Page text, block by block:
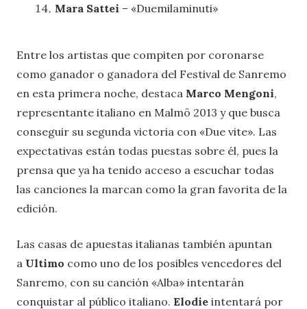
Mara Sattei – «Duemilaminuti»
Entre los artistas que compiten por coronarse
como ganador o ganadora del Festival de Sanremo
en esta primera noche, destaca Marco Mengoni,
representante italiano en Malmö 2013 y que busca
conseguir su segunda victoria con «Due vite». Las
expectativas están todas puestas sobre él, pues la
prensa que ya ha tenido acceso a escuchar todas
las canciones la marcan como la gran favorita de la
edición.
Las casas de apuestas italianas también apuntan
a Ultimo como uno de los posibles vencedores del
Sanremo, con su canción «Alba» intentarán
conquistar al público italiano. Elodie intentará por